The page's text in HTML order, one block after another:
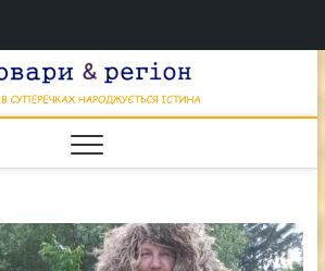
&
НАРОДЖУЄТЬСЯ